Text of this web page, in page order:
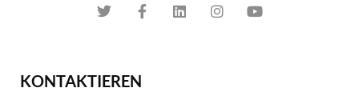
KONTAKTIEREN